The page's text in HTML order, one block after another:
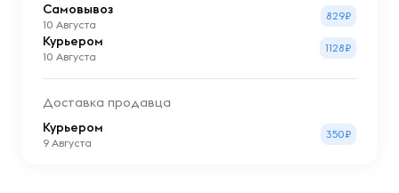
Самовывоз
10 Августа
829₽
Курьером
10 Августа
1128₽
Доставка продавца
Курьером
9 Августа
350₽